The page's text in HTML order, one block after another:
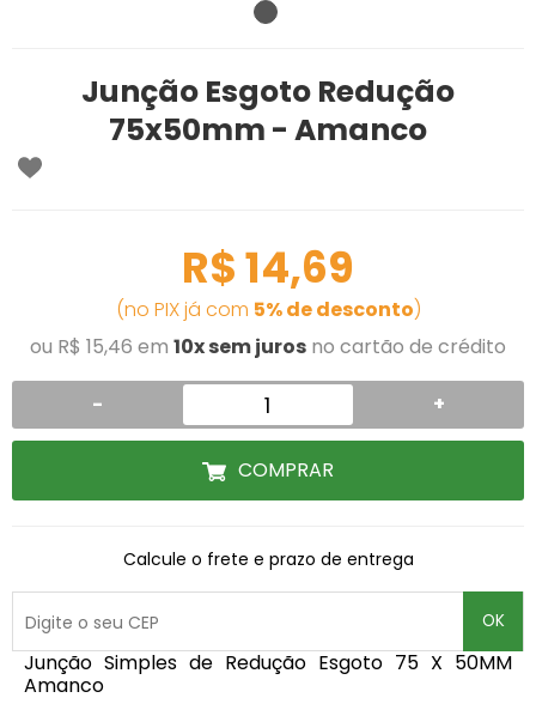
Junção Esgoto Redução
75x50mm - Amanco
R$ 14,69
(no PIX já com 5% de desconto)
ou R$ 15,46 em 10x sem juros no cartão de crédito
- +
COMPRAR
Calcule o frete e prazo de entrega
OK
Junção Simples de Redução Esgoto 75 X 50MM
Amanco